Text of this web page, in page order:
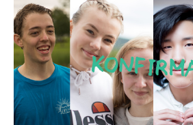
OM OSS
GRAVPLASSMYNDIGHETEN